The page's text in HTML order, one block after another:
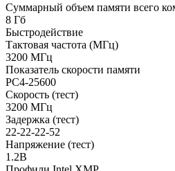
Суммарный объем памяти всего
8 Гб
Быстродействие
Тактовая частота (МГц)
3200 МГц
Показатель скорости памяти
PC4-25600
Скорость (тест)
3200 МГц
Задержка (тест)
22-22-22-52
Напряжение (тест)
1.2В